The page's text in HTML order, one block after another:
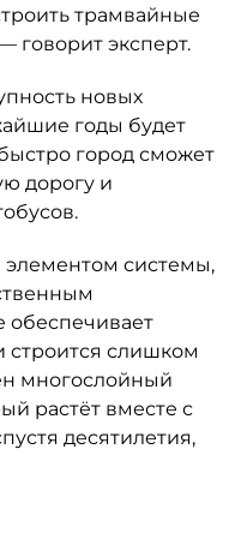
трамвайные
говорит эксперт.
новых
годы будет
город сможет
дорогу и
системы,
обеспечивает
строится слишком
многослойный
растёт вместе с
десятилетия,